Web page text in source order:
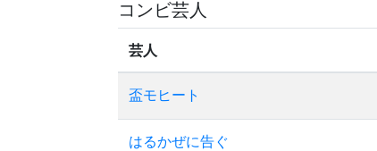
コンビ芸人
芸人
盃モヒート
はるかぜに告ぐ